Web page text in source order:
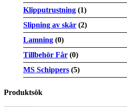
Klipputrustning (1)
Slipning av skär (2)
Lamning (0)
Tillbehör Får (0)
MS Schippers (5)
Produktsök